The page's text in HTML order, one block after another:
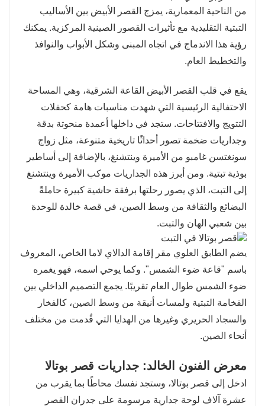
من الناحية المعمارية، يمزج القصر الأبيض بين الأساليب
التبتية التقليدية مع تأثيرات القصور الصينية المركزية. يمكنك
رؤية هذا الاندماج في اتجاه المبنى وشكل الأبواب والنوافذ
والتخطيط العام.
يقع في قلب القصر الأبيض القاعة الشرقية، وهي المساحة
الاحتفالية الرئيسية التي شهدت مناسبات هامة كحفلات
التتويج والافتتاحات. ستجد في داخلها أعمدة منحوتة بدقة
وجداريات ضخمة تصور أحداثًا تاريخية متنوعة، مثل زواج
سونغتسن غامبو من الأميرة وينتشنغ، بالإضافة إلى أساطير
بوذية تبتية. ومن أبرز هذه الجداريات موكب الأميرة وينتشنغ
إلى التبت، الذي يصور رحلتها برفقة حاشية كبيرة حاملةً
البضائع والثقافة من وسط الصين، في قصة خالدة للوحدة
بين شعبي الهان والتبت.
يضم الطابق العلوي مقر إقامة الدالاي لاما الخاص، المعروف
باسم "قاعة ضوء الشمس". وكما يوحي اسمه، فهو يغمره
ضوء الشمس طوال العام تقريبًا. يجمع التصميم الداخلي بين
الفخامة التبتية ولمسات أنيقة من وسط الصين، كالفخار
والسجاد الحريري وغيرها من الهدايا التي قُدمت من مختلف
أنحاء الصين.
معرض الفنون الخالد: جداريات قصر بوتالا
ادخل إلى قصر بوتالا، وستجد نفسك محاطًا بما يقرب من
عشرة آلاف لوحة جدارية مرسومة على جدران القصر